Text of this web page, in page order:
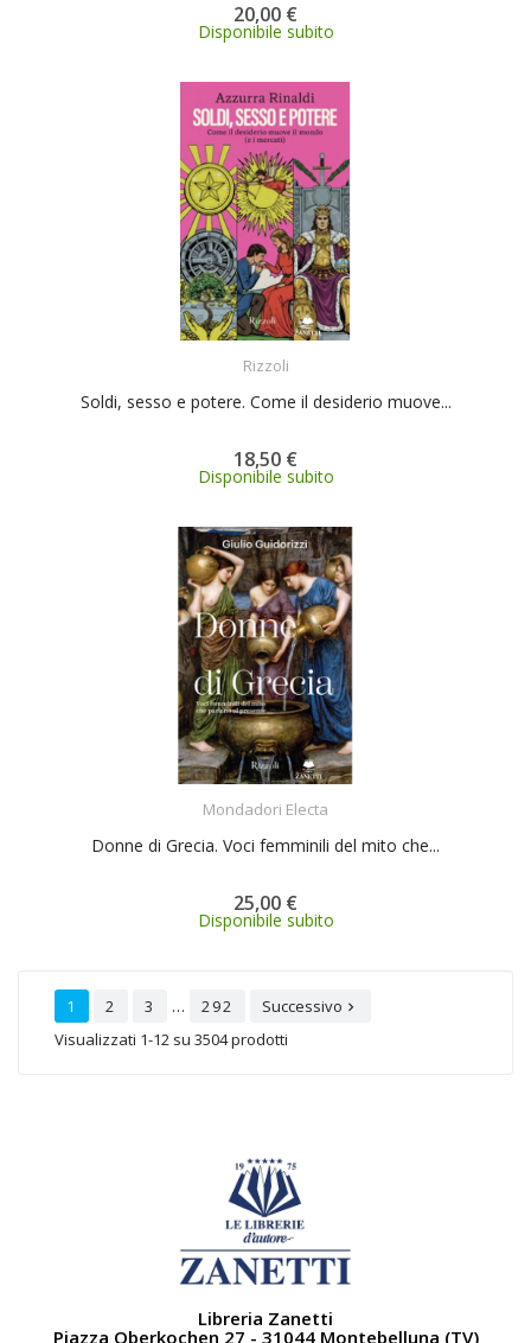
20,00 €
Disponibile subito
Rizzoli
Soldi, sesso e potere. Come il desiderio muove...
18,50 €
Disponibile subito
Mondadori Electa
Donne di Grecia. Voci femminili del mito che...
25,00 €
Disponibile subito
1 2 3 … 292 Successivo 
Visualizzati 1-12 su 3504 prodotti
Libreria Zanetti
Piazza Oberkochen 27 - 31044 Montebelluna (TV)